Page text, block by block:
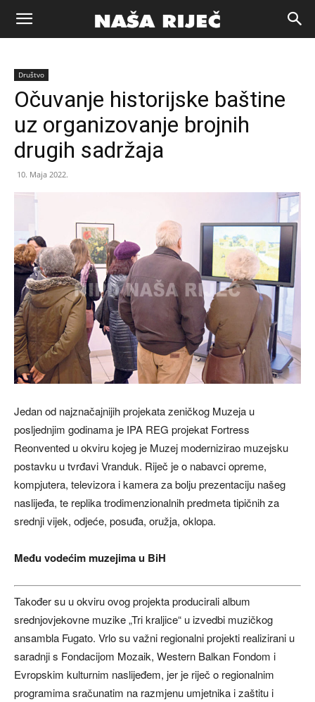
Naša
riječ
Zenica
Društvo
Očuvanje historijske baštine
uz organizovanje brojnih
drugih sadržaja
10. Maja 2022.
Jedan od najznačajnijih projekata zeničkog Muzeja u
posljednjim godinama je IPA REG projekat Fortress
Reonvented u okviru kojeg je Muzej modernizirao muzejsku
postavku u tvrđavi Vranduk. Riječ je o nabavci opreme,
kompjutera, televizora i kamera za bolju prezentaciju našeg
naslijeđa, te replika trodimenzionalnih predmeta tipičnih za
srednji vijek, odjeće, posuđa, oružja, oklopa.
Među vodećim muzejima u BiH
Također su u okviru ovog projekta producirali album
srednjovjekovne muzike „Tri kraljice“ u izvedbi muzičkog
ansambla Fugato. Vrlo su važni regionalni projekti realizirani u
saradnji s Fondacijom Mozaik, Western Balkan Fondom i
Evropskim kulturnim naslijeđem, jer je riječ o regionalnim
programima sračunatim na razmjenu umjetnika i zaštitu i